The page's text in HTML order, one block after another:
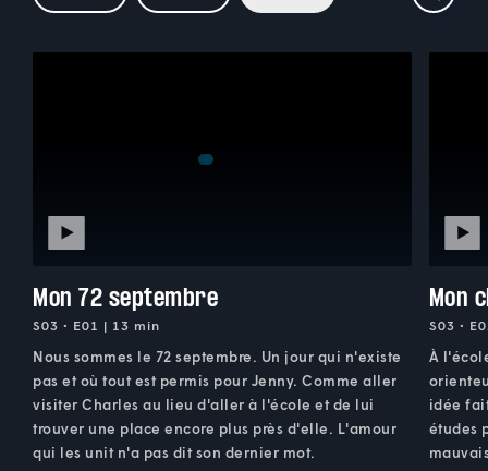
Mon 72 septembre
S03 • E01 | 13 min
Nous sommes le 72 septembre. Un jour qui n'existe
pas et où tout est permis pour Jenny. Comme aller
visiter Charles au lieu d'aller à l'école et de lui
trouver une place encore plus près d'elle. L'amour
qui les unit n'a pas dit son dernier mot.
Mon
S03 •
À
idée
études